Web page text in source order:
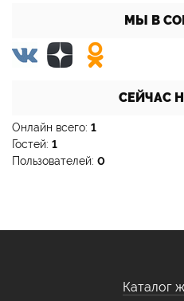
МЫ В
СЕЙЧАС
Онлайн всего: 1
Гостей: 1
Пользователей: 0
Каталог